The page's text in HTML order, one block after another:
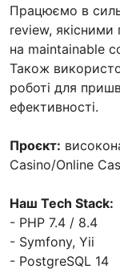
Працюємо в
review,
на maintainable
Також
роботі для
ефективності.
Проєкт:
Casino/Online
Наш Tech Stack:
- PHP 7.4 / 8.4
- Symfony, Yii
- PostgreSQL 14